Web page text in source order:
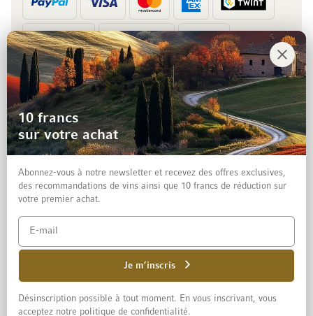
Prépaiement Facture
© 2026 Mövenpick Wein Schweiz AG
Protection des données et clause de non-responsabilité
10 francs
sur votre achat
Abonnez-vous à notre newsletter et recevez des offres exclusives,
des recommandations de vins ainsi que 10 francs de réduction sur
votre premier achat.
Je m’inscris
Désinscription possible à tout moment. En vous inscrivant, vous
acceptez notre politique de confidentialité.